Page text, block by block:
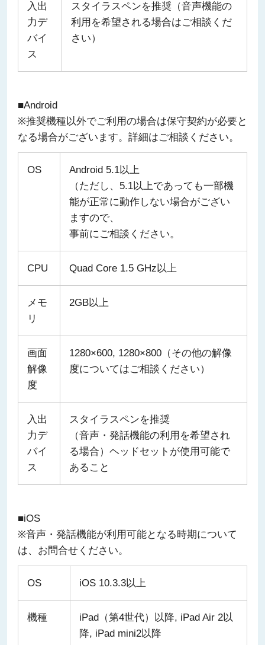
入出
力デ
バイ
ス
スタイラスペンを推奨（音声機能の
利用を希望される場合はご相談くだ
さい）
■Android
※推奨機種以外でご利用の場合は保守契約が必要と
なる場合がございます。詳細はご相談ください。
OS
Android 5.1以上
（ただし、5.1以上であっても一部機
能が正常に動作しない場合がござい
ますので、
事前にご相談ください。
CPU Quad Core 1.5 GHz以上
メモ
リ
2GB以上
画面
解像
度
1280×600, 1280×800（その他の解像
度についてはご相談ください）
入出
力デ
バイ
ス
スタイラスペンを推奨
（音声・発話機能の利用を希望され
る場合）ヘッドセットが使用可能で
あること
■iOS
※音声・発話機能が利用可能となる時期について
は、お問合せください。
OS iOS 10.3.3以上
機種
iPad（第4世代）以降, iPad Air 2以
降, iPad mini2以降